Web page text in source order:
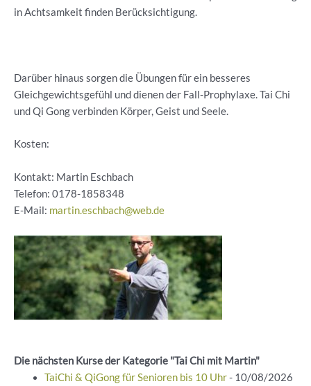
in Achtsamkeit finden Berücksichtigung.
Darüber hinaus sorgen die Übungen für ein besseres
Gleichgewichtsgefühl und dienen der Fall-Prophylaxe. Tai Chi
und Qi Gong verbinden Körper, Geist und Seele.
Kosten:
Kontakt: Martin Eschbach
Telefon: 0178-1858348
E-Mail: martin.eschbach@web.de
Die nächsten Kurse der Kategorie "Tai Chi mit Martin"
TaiChi & QiGong für Senioren bis 10 Uhr- 10/08/2026